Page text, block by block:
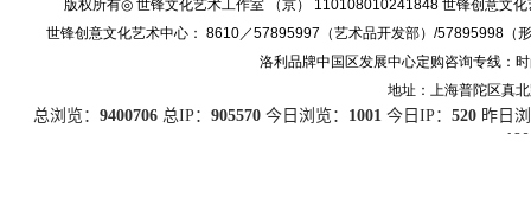
版权所有◎ 世锋文化艺术工作室 （京） 110108010241848 世锋创意文
世锋创意文化艺术中心： 8610／57895997（艺术品开发部）/57895998（
洛利品牌中国区发展中心定购咨询专线：
地址：上海普陀区真